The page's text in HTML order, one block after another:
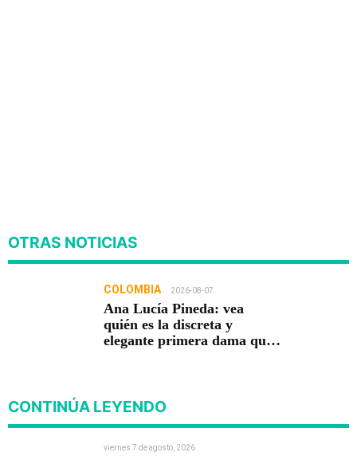
OTRAS NOTICIAS
COLOMBIA 2026-08-07
Ana Lucía Pineda: vea
quién es la discreta y
elegante primera dama que
CONTINÚA LEYENDO
viernes 7 de agosto, 2026